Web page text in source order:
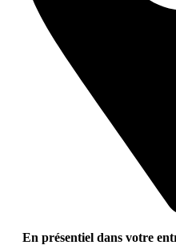
En présentiel dans votre